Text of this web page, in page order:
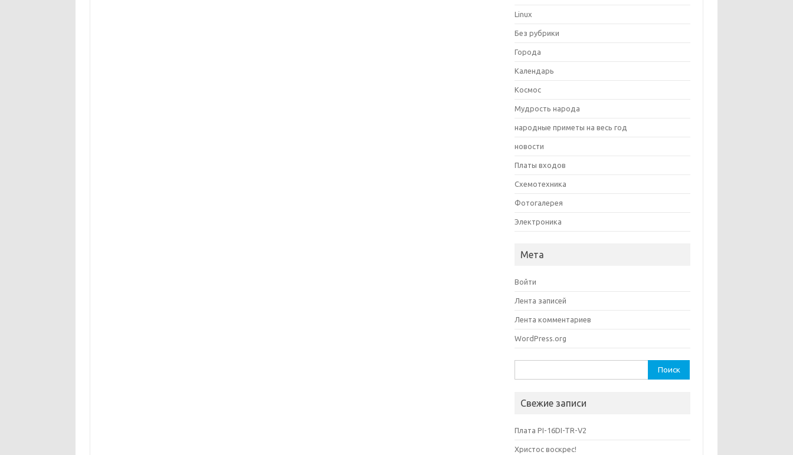
Linux
Без рубрики
Города
Календарь
Космос
Мудрость народа
народные приметы на весь год
новости
Платы входов
Схемотехника
Фотогалерея
Электроника
Мета
Войти
Лента записей
Лента комментариев
WordPress.org
Свежие записи
Плата PI-16DI-TR-V2
Христос воскрес!